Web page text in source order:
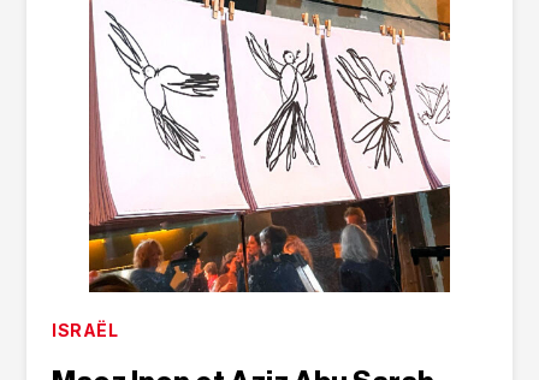
ISRAËL